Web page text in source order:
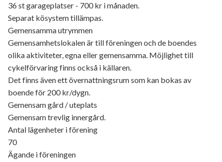
36 st garageplatser - 700 kr i månaden.
Separat kösystem tillämpas.
Gemensamma utrymmen
Gemensamhetslokalen är till föreningen och de boendes
olika aktiviteter, egna eller gemensamma. Möjlighet till
cykelförvaring finns också i källaren.
Det finns även ett övernattningsrum som kan bokas av
boende för 200 kr/dygn.
Gemensam gård / uteplats
Gemensam trevlig innergård.
Antal lägenheter i förening
70
Ägande i föreningen